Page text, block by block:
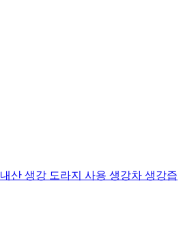
산 생강 도라지 사용 생강차 생강즙